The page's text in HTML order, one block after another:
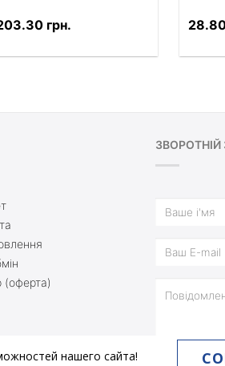
грн.
(оферта)
ЗВОРОТНІЙ
нашего сайта!